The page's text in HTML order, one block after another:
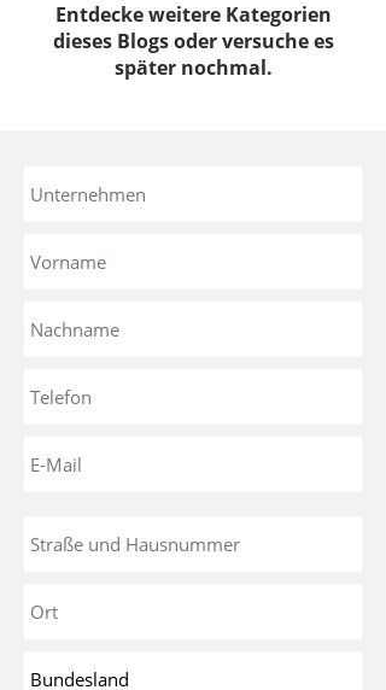
Entdecke weitere Kategorien
dieses Blogs oder versuche es
später nochmal.